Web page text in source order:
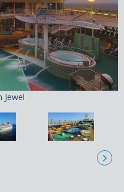
Jewel